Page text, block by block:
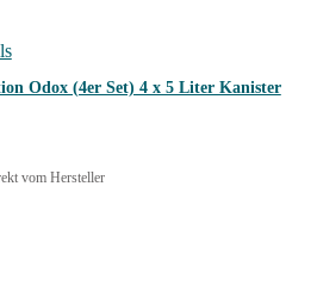
Odox (4er Set) 4 x 5 Liter Kanister
vom Hersteller